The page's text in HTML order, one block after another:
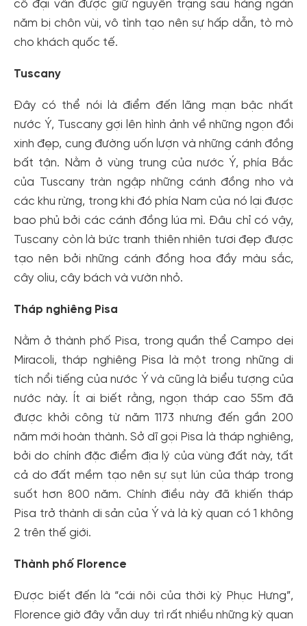
cổ đại vẫn được giữ nguyên trạng sau hàng ngàn
năm bị chôn vùi, vô tình tạo nên sự hấp dẫn, tò mò
cho khách quốc tế.
Tuscany
Đây có thể nói là điểm đến lãng mạn bậc nhất
nước Ý, Tuscany gợi lên hình ảnh về những ngọn đồi
xinh đẹp, cung đường uốn lượn và những cánh đồng
bất tận. Nằm ở vùng trung của nước Ý, phía Bắc
của Tuscany tràn ngập những cánh đồng nho và
các khu rừng, trong khi đó phía Nam của nó lại được
bao phủ bởi các cánh đồng lúa mì. Đâu chỉ có vậy,
Tuscany còn là bức tranh thiên nhiên tươi đẹp được
tạo nên bởi những cánh đồng hoa đầy màu sắc,
cây oliu, cây bách và vườn nhỏ.
Tháp nghiêng Pisa
Nằm ở thành phố Pisa, trong quần thể Campo dei
Miracoli, tháp nghiêng Pisa là một trong những di
tích nổi tiếng của nước Ý và cũng là biểu tượng của
nước này. Ít ai biết rằng, ngọn tháp cao 55m đã
được khởi công từ năm 1173 nhưng đến gần 200
năm mới hoàn thành. Sở dĩ gọi Pisa là tháp nghiêng,
bởi do chính đặc điểm địa lý của vùng đất này, tất
cả do đất mềm tạo nên sự sụt lún của tháp trong
suốt hơn 800 năm. Chính điều này đã khiến tháp
Pisa trở thành di sản của Ý và là kỳ quan có 1 không
2 trên thế giới.
Thành phố Florence
Được biết đến là “cái nôi của thời kỳ Phục Hưng”,
Florence giờ đây vẫn duy trì rất nhiều những kỳ quan